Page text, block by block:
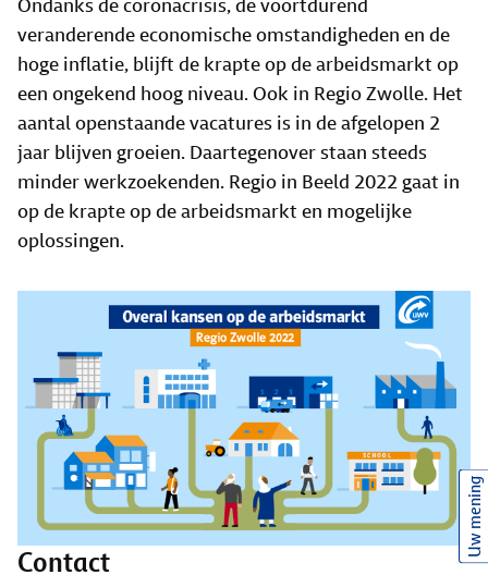
Ondanks de coronacrisis, de voortdurend
veranderende economische omstandigheden en de
hoge inflatie, blijft de krapte op de arbeidsmarkt op
een ongekend hoog niveau. Ook in Regio Zwolle. Het
aantal openstaande vacatures is in de afgelopen 2
jaar blijven groeien. Daartegenover staan steeds
minder werkzoekenden. Regio in Beeld 2022 gaat in
op de krapte op de arbeidsmarkt en mogelijke
oplossingen.
Contact
Uw mening